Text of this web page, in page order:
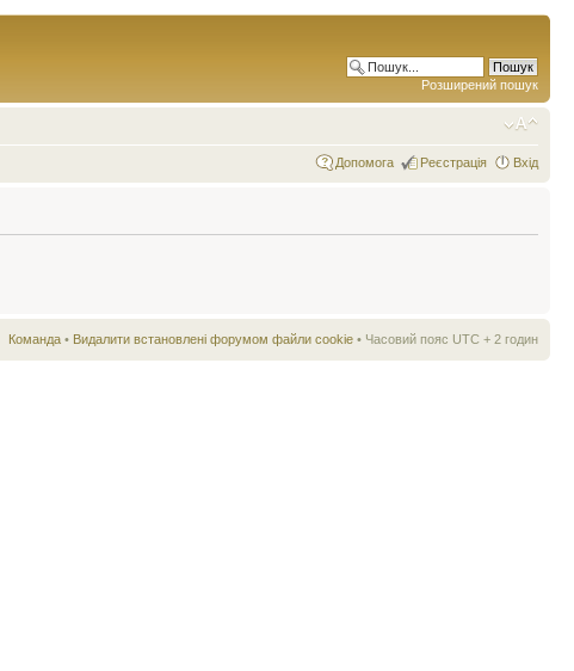
Розширений пошук
Допомога Реєстрація Вхід
Команда • Видалити встановлені форумом файли cookie • Часовий пояс UTC + 2 годин